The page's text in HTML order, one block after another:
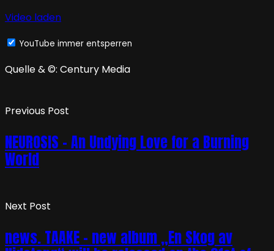
Video laden
YouTube immer entsperren
Quelle & ©: Century Media
Previous Post
NEUROSIS – An Undying Love for a Burning
World
Next Post
news. TAAKE – new album „En Skog av